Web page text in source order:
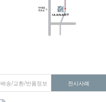
배송/교환/반품정보 전시사례